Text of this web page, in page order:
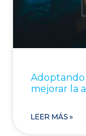
Adoptando
mejorar la
LEER MÁS »